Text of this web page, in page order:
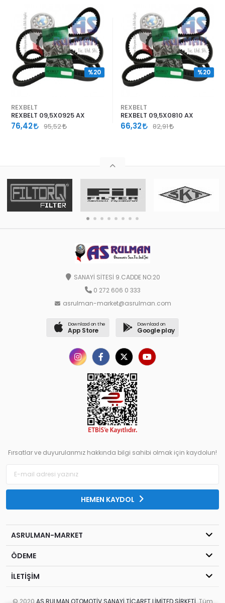
REXBELT
REXBELT 09,5X0925 AX
76,42 95,52
%20
REXBELT
REXBELT 09,5X0810 AX
66,32 82,91
%20
SANAYİ SİTESİ 9.CADDE NO:20
0 272 606 0 333
asrulman-market@asrulman.com
Download on the
App Store
Download on
Google play
Fırsatlar ve duyurularımız hakkında bilgi sahibi olmak için kaydolun!
HEMEN KAYDOL
ASRULMAN-MARKET
ÖDEME
İLETİŞİM
© 2020 AS RULMAN OTOMOTİV SANAYİ TİCARET LİMİTED ŞİRKETİ . Tüm